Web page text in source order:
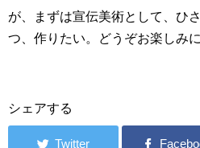
が、まずは宣伝美術として、ひ
つ、作りたい。どうぞお楽しみに
シェアする